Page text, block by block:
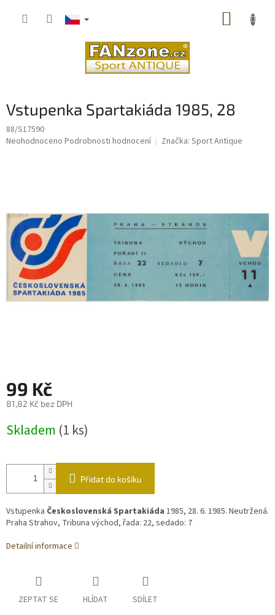
Vstupenka Spartakiáda 1985, 28
88/S17590
Průměrné
5
hvězdiček.
Neohodnoceno Podrobnosti hodnocení Značka: Sport Antique
99 Kč
81,82 Kč bez DPH
cena:
Skladem (1 ks)
Přidat do košíku
Vstupenka Československá Spartakiáda 1985, 28. 6. 1985. Neutržená.
Praha Strahov, Tribuna východ, řada: 22, sedado: 7
Detailní informace
ZEPTAT SE HLÍDAT SDÍLET